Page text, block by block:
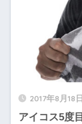
2017年8月18日
アイコス5度